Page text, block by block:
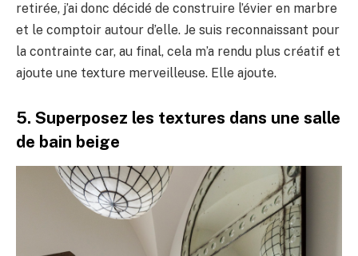
retirée, j’ai donc décidé de construire l’évier en marbre
et le comptoir autour d’elle. Je suis reconnaissant pour
la contrainte car, au final, cela m’a rendu plus créatif et
ajoute une texture merveilleuse. Elle ajoute.
5. Superposez les textures dans une salle
de bain beige